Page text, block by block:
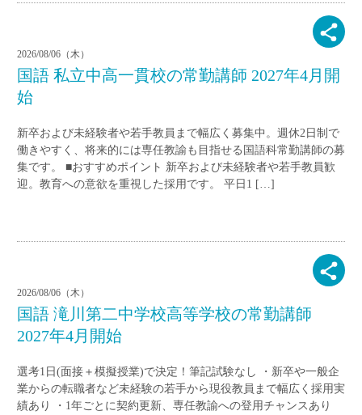
2026/08/06（木）
国語 私立中高一貫校の常勤講師 2027年4月開
始
新卒および未経験者や若手教員まで幅広く募集中。週休2日制で
働きやすく、将来的には専任教諭も目指せる国語科常勤講師の募
集です。 ■おすすめポイント 新卒および未経験者や若手教員歓
迎。教育への意欲を重視した採用です。 平日1 […]
2026/08/06（木）
国語 滝川第二中学校高等学校の常勤講師
2027年4月開始
選考1日(面接＋模擬授業)で決定！筆記試験なし ・新卒や一般企
業からの転職者など未経験の若手から現役教員まで幅広く採用実
績あり ・1年ごとに契約更新、専任教諭への登用チャンスあり